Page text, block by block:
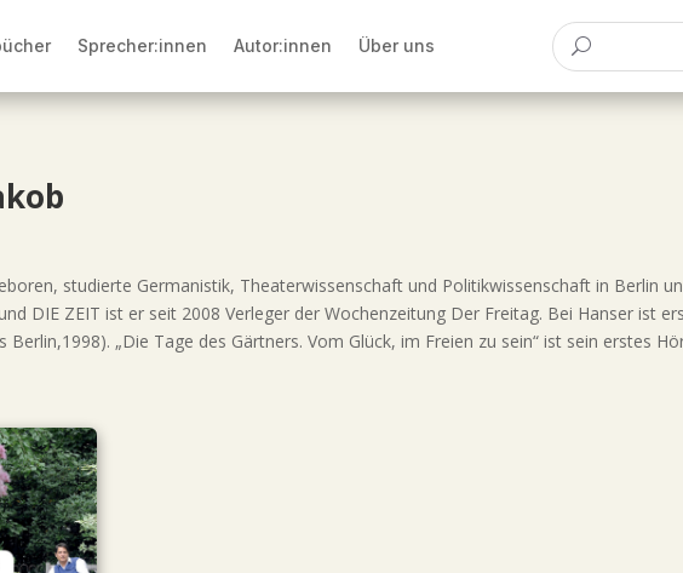
Sprecher:innen Autor:innen Über uns
studierte Germanistik, Theaterwissenschaft und Politikwissenschaft in Berlin
DIE ZEIT ist er seit 2008 Verleger der Wochenzeitung Der Freitag. Bei Hanser ist
Berlin,1998). „Die Tage des Gärtners. Vom Glück, im Freien zu sein“ ist sein erstes